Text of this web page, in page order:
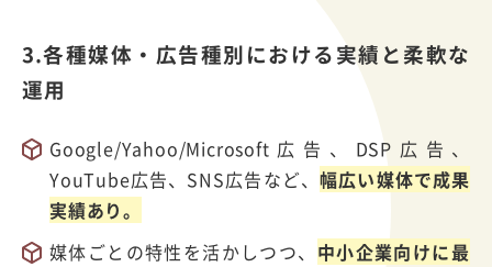
3.各種媒体・広告種別における実績と柔軟な
運用
Google/Yahoo/Microsoft広告、DSP広告、
YouTube広告、SNS広告など、幅広い媒体で成果
実績あり。
媒体ごとの特性を活かしつつ、 中小企業向けに最